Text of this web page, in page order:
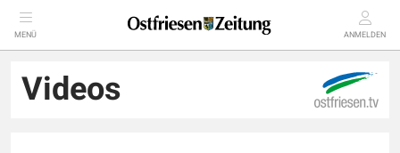
MENÜ ANMELDEN
Videos